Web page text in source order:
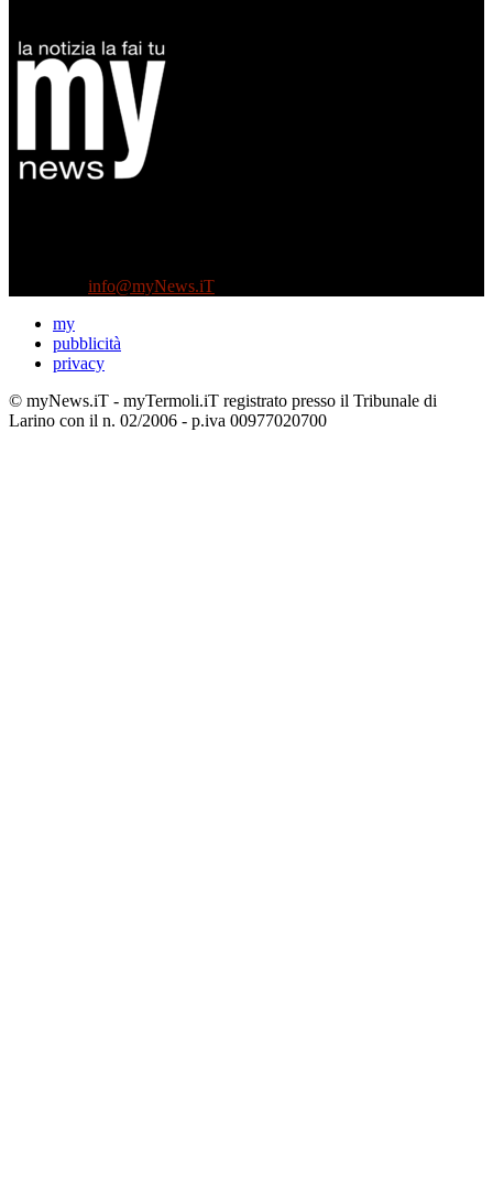
info@myNews.iT
my
pubblicità
privacy
© myNews.iT - myTermoli.iT registrato presso il Tribunale di
Larino con il n. 02/2006 - p.iva 00977020700